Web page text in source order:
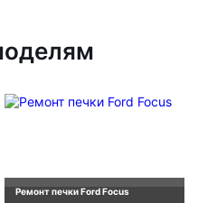
Ремонт печки Ford Focus